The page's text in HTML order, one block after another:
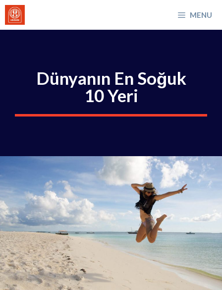
İçeriğe
atla
MENU
Dünyanın En Soğuk
10 Yeri